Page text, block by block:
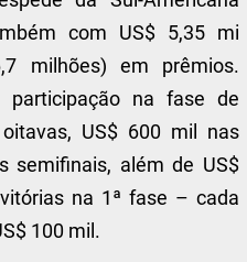
com US$ 5,35 mi
milhões) em prêmios.
na fase de
US$ 600 mil nas
semifinais, além de US$
na 1ª fase – cada
100 mil.